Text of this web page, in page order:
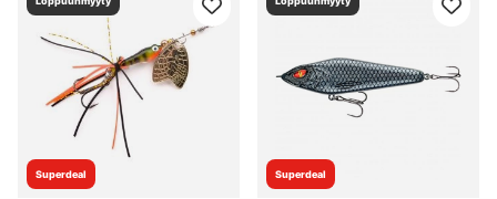
Superdeal Superdeal